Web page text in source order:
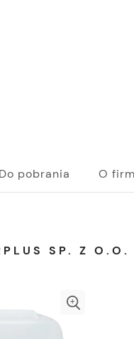
Do pobrania O
SP. Z O.O.